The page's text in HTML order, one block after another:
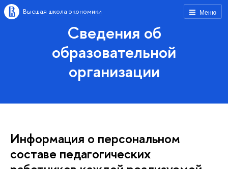
Меню
Высшая школа экономики
Сведения об
образовательной
организации
Информация о персональном
составе педагогических